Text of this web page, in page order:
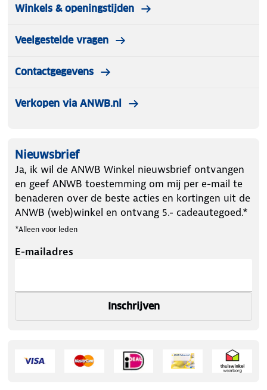
Winkels & openingstijden
Veelgestelde vragen
Contactgegevens
Verkopen via ANWB.nl
Nieuwsbrief
Ja, ik wil de ANWB Winkel nieuwsbrief ontvangen
en geef ANWB toestemming om mij per e-mail te
benaderen over de beste acties en kortingen uit de
ANWB (web)winkel en ontvang 5.- cadeautegoed.*
*Alleen voor leden
E-mailadres
Inschrijven